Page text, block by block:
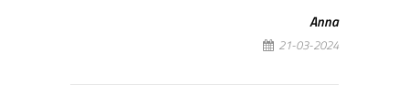
An­na
21-03-2024